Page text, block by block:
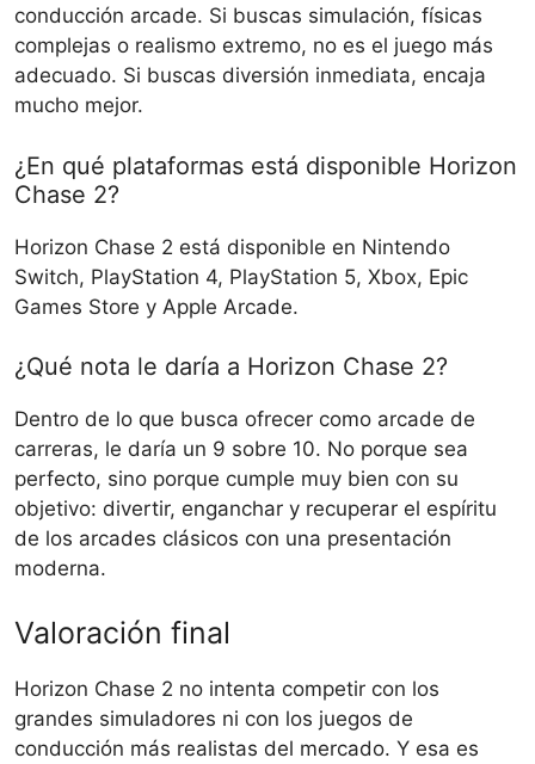
conducción arcade. Si buscas simulación, físicas
complejas o realismo extremo, no es el juego más
adecuado. Si buscas diversión inmediata, encaja
mucho mejor.
¿En qué plataformas está disponible Horizon
Chase 2?
Horizon Chase 2 está disponible en Nintendo
Switch, PlayStation 4, PlayStation 5, Xbox, Epic
Games Store y Apple Arcade.
¿Qué nota le daría a Horizon Chase 2?
Dentro de lo que busca ofrecer como arcade de
carreras, le daría un 9 sobre 10. No porque sea
perfecto, sino porque cumple muy bien con su
objetivo: divertir, enganchar y recuperar el espíritu
de los arcades clásicos con una presentación
moderna.
Valoración final
Horizon Chase 2 no intenta competir con los
grandes simuladores ni con los juegos de
conducción más realistas del mercado. Y esa es